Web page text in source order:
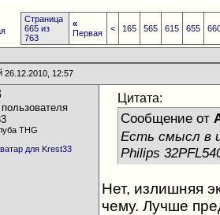
Страница
665 из
763
«
Первая
< 165 565 615 655
26.12.2010, 12:57
THG
Цитата:
Сообщение от
Есть смысл в
Philips
Нет, излишняя
чему. Лучше